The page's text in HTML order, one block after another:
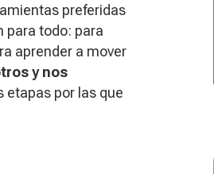
preferidas
para todo: para
aprender a mover
y nos
etapas por las que